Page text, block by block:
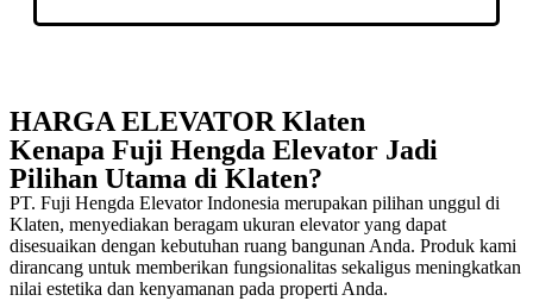
HARGA ELEVATOR Klaten
Kenapa Fuji Hengda Elevator Jadi
Pilihan Utama di Klaten?
PT. Fuji Hengda Elevator Indonesia merupakan pilihan unggul di
Klaten, menyediakan beragam ukuran elevator yang dapat
disesuaikan dengan kebutuhan ruang bangunan Anda. Produk kami
dirancang untuk memberikan fungsionalitas sekaligus meningkatkan
nilai estetika dan kenyamanan pada properti Anda.